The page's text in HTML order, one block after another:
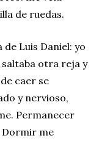
de ruedas.
de Luis Daniel: yo
otra reja y
caer se
y nervioso,
Permanecer
Dormir me